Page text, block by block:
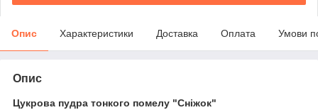
Опис Характеристики Доставка Оплата Умови
Опис
Цукрова пудра тонкого помелу "Сніжок"